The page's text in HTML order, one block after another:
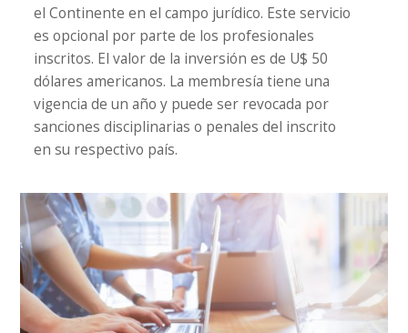
el Continente en el campo jurídico. Este servicio
es opcional por parte de los profesionales
inscritos. El valor de la inversión es de U$ 50
dólares americanos. La membresía tiene una
vigencia de un año y puede ser revocada por
sanciones disciplinarias o penales del inscrito
en su respectivo país.